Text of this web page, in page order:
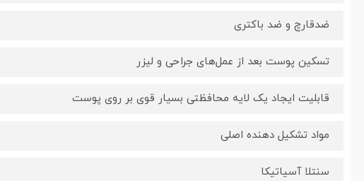
ضدقارچ و ضد باکتری
تسکین پوست بعد از عمل‌های جراحی و لیزر
قابلیت ایجاد یک لایه محافظتی بسیار قوی بر روی پوست
مواد تشکیل دهنده اصلی
سنتلا آسیاتیکا